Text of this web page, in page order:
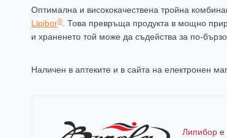
Оптимална и висококачествена тройна
Lipibor®
. Това превръща продукта в мощно
и храненето той може да съдейства за по-
Наличен в аптеките и в сайта на електронен
Липибор е